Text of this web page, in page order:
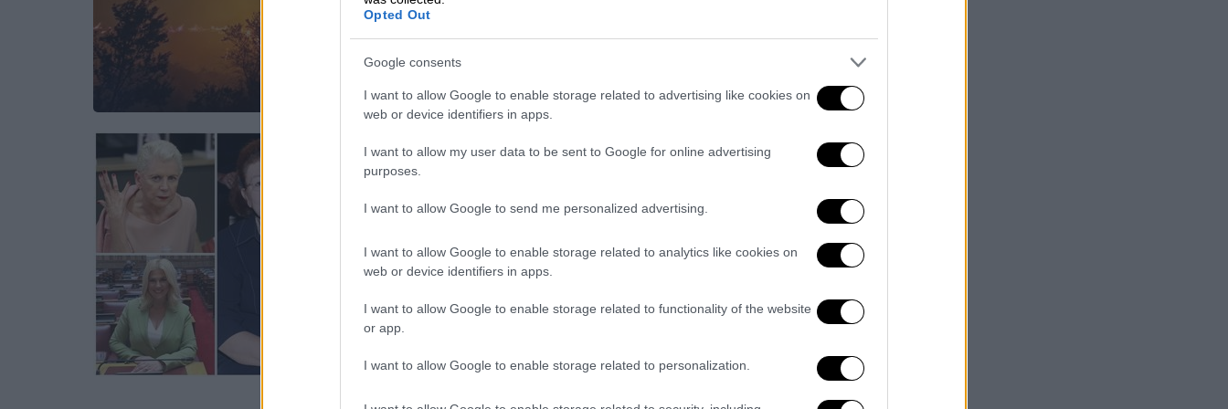
Opted Out
Google consents
I want to allow Google to enable storage related to advertising like cookies on
web or device identifiers in apps.
I want to allow my user data to be sent to Google for online advertising
purposes.
I want to allow Google to send me personalized advertising.
I want to allow Google to enable storage related to analytics like cookies on
web or device identifiers in apps.
I want to allow Google to enable storage related to functionality of the website
or app.
I want to allow Google to enable storage related to personalization.
επεκτάθηκε η φωτιά σε ξερά χόρτα
Εκλογές 2023: Ποιοι διάσημοι
Βουλής - Η Λίνα Μενδώνη
Πολιτισμού
παραμένει, όπως όλα δείχνουν, η Λίνα
φαίνεται να παραμένει αμετακίνητη
στην ίδια θέση